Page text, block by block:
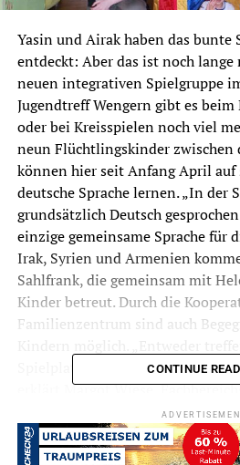
Yasin und Airak haben das bunte
entdeckt: Aber das ist noch
neuen integrativen Spielgruppe
Jugendtreff Wengern gibt es
oder bei Kreisspielen noch viel
neun Flüchtlingskinder zwischen
können hier seit Anfang April auf
deutsche Sprache lernen. „In der
grundsätzlich Deutsch
einzige gemeinsame Sprache für
Irak, Syrien und Armenien
Sahlfrank, die gemeinsam mit
Kinder betreut. Durch die
Familienzentrum sind auch
Spielplatz oder einige Kita-
erklärt Margot Wiese,
der Stadt Wetter (Ruhr).
Finanziert werden kann die
großzügige Spende des Rotary
CONTINUE